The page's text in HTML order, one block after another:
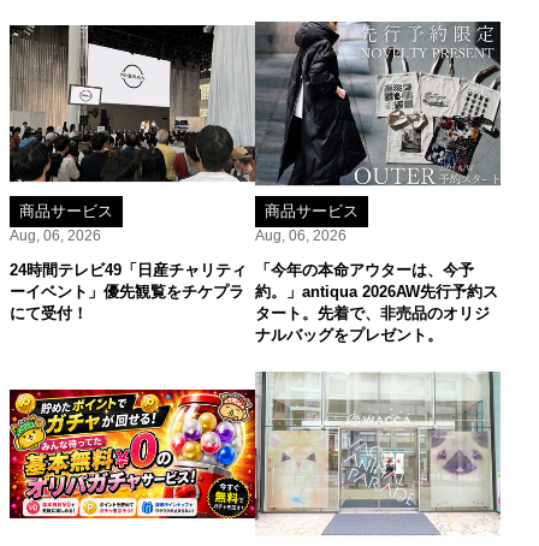
商品サービス
Aug, 06, 2026
24時間テレビ49「日産チャリティ
ーイベント」優先観覧をチケプラ
にて受付！
商品サービス
Aug, 06, 2026
「今年の本命アウターは、今予
約。」antiqua 2026AW先行予約ス
タート。先着で、非売品のオリジ
ナルバッグをプレゼント。